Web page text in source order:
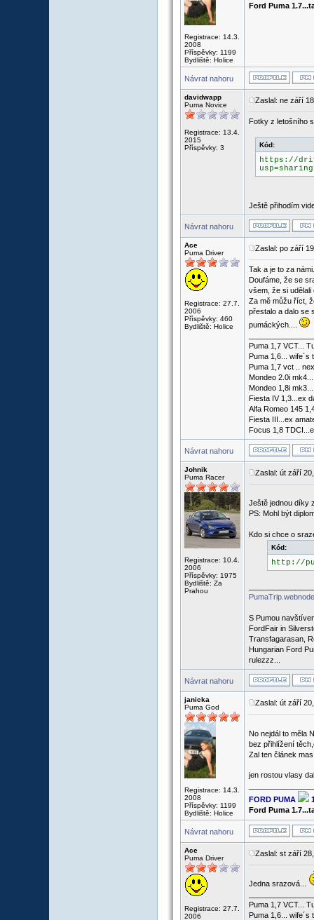
Registrace: 14.3.
2008
Příspěvky: 1199
Bydliště: Holice
Ford Puma
Návrat nahoru
davidwapp
Puma Novice
Registrace: 13.4.
2015
Příspěvky: 3
Zaslal: ne září
Fotky z letošního
Kód:
https://
usp=sharing
Ještě přihodím
Návrat nahoru
Ace
Puma Driver
Registrace: 27.7.
2006
Příspěvky: 460
Bydliště: Holice
Zaslal: po září
Tak a je to za
Doufáme, že se
všem, že si udělali
Za mě můžu říct,
přestalo a dalo se
pumáckých....
Puma 1,7 VCT...
Puma 1,6... wife´s
Puma 1,7 vct ..
Mondeo 2.0i
Mondeo 1,8i
Fiesta IV 1,3...ex
Alfa Romeo 145
Fiesta III...ex
Focus 1,8
Návrat nahoru
Johnik
Puma Racer
Registrace: 10.4.
2006
Příspěvky: 1975
Bydliště: Za
Prahou
Zaslal: út září
Ještě jednou díky
PS: Mohl být
Kdo si chce o
Kód:
http://
S Pumou
FordFair in
Transfagarasan,
Hungarian Ford
rulezzz...
Návrat nahoru
janicka
Puma God
Registrace: 14.3.
2008
Příspěvky: 1199
Bydliště: Holice
Zaslal: út září
No nejdál to měla
bez přihlížení
Zal ten článek
jen rostou vlasy
FORD PUMA
Ford Puma
Návrat nahoru
Ace
Puma Driver
Registrace: 27.7.
2006
Zaslal: st září
Jedna srazová...
Puma 1,7 VCT...
Puma 1,6... wife´s